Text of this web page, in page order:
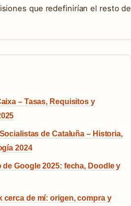
que redefinirían el resto de
– Tasas, Requisitos y
de Cataluña – Historia,
2024
de Google 2025: fecha, Doodle y
cerca de mí: origen, compra y